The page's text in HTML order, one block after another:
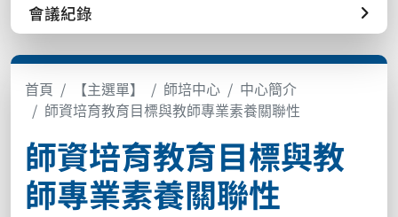
會議紀錄
首頁 【主選單】 師培中心
中心簡介
師資培育教育目標與教師專業素養關聯性
師資培育教育目標與教
師專業素養關聯性